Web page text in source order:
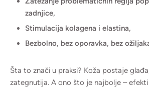
zadnjice,
Stimulacija kolagena i elastina,
Bezbolno, bez oporavka, bez
Šta to znači u praksi? Koža postaje
zategnutija. A ono što je najbolje –